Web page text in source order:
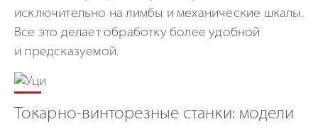
исключительно на лимбы и механические шкалы.
Все это делает обработку более удобной
и предсказуемой.
Токарно-винторезные станки: модели